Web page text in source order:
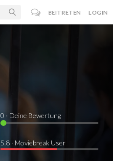
BEITRETEN LOGIN
0 · Deine Bewertung
5.8 · Moviebreak User